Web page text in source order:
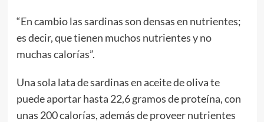
“En cambio las sardinas son densas en nutrientes;
es decir, que tienen muchos nutrientes y no
muchas calorías”.
Una sola lata de sardinas en aceite de oliva te
puede aportar hasta 22,6 gramos de proteína, con
unas 200 calorías, además de proveer nutrientes